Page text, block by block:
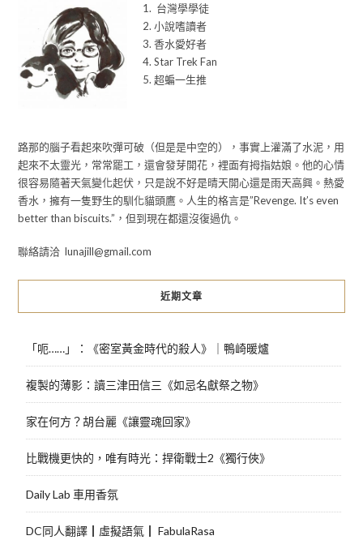
1. 台灣學學徒
2. 小說嗜讀者
3. 香水愛好者
4. Star Trek Fan
5. 超蝙一生推
路那的腦子看起來吹彈可破（但是是中空的），事實上灌滿了水泥，用
起來不太靈光，常常罷工，還會發芽開花，裡面有拇指姑娘。他的心情
很容易隨著天氣變化起伏，只是說不好是晴天開心還是雨天高興。熱愛
香水，擁有一隻野生的馴化貓頭鷹。人生的格言是”Revenge. It’s even
better than biscuits.”，但到現在都還沒復過仇。
聯絡請洽 lunajill@gmail.com
近期文章
「呃……」：《密室黃金時代的殺人》｜鴨崎暖爐
複製的薄影：讀三津田信三《如忌名獻祭之物》
家在何方？胡台麗《讓靈魂回家》
比戰機更快的，唯有時光：捍衛戰士2《獨行俠》
Daily Lab 車用香氛
DC同人翻譯┃虛擬語氣┃ FabulaRasa